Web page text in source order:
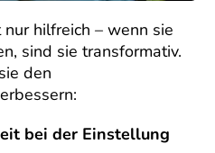
hilfreich – wenn sie
sind sie transformativ.
den
bei der Einstellung